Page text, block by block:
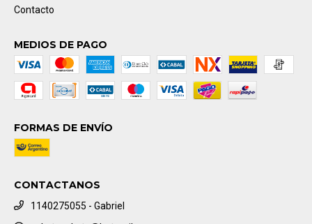
Contacto
MEDIOS DE PAGO
FORMAS DE ENVÍO
CONTACTANOS
1140275055 - Gabriel